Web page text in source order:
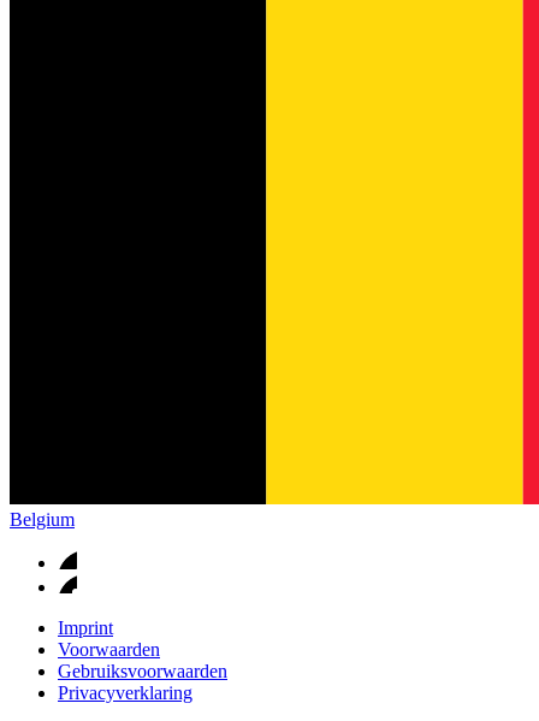
Belgium
Imprint
Voorwaarden
Gebruiksvoorwaarden
Privacyverklaring